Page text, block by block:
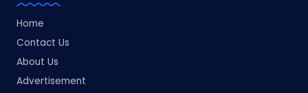
Home
Contact Us
About Us
Advertisement